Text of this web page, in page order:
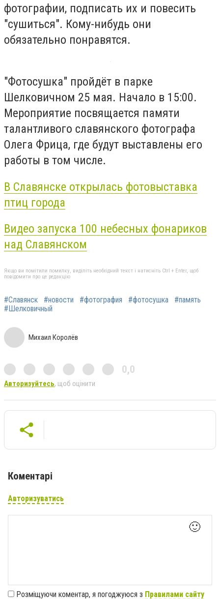
фотографии, подписать их и повесить
"сушиться". Кому-нибудь они
обязательно понравятся.
"Фотосушка" пройдёт в парке
Шелковичном 25 мая. Начало в 15:00.
Мероприятие посвящается памяти
талантливого славянского фотографа
Олега Фрица, где будут выставлены его
работы в том числе.
В Славянске открылась фотовыставка
птиц города
Видео запуска 100 небесных фонариков
над Славянском
Якщо ви помітили помилку, виділіть необхідний текст і натисніть Ctrl + Enter, щоб
повідомити про це редакцію
#Славянск #новости #фотография #фотосушка
#память
#Шелковичный
Михаил Королёв
0,0
Авторизуйтесь, щоб оцінити
Коментарі
Авторизуватись
🙂
Розміщуючи коментар, я погоджуюся з Правилами сайту